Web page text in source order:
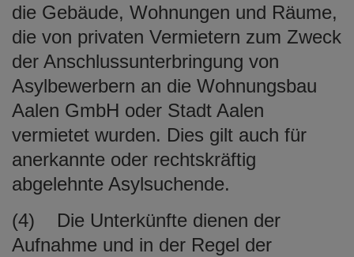
die Gebäude, Wohnungen und Räume,
die von privaten Vermietern zum Zweck
der Anschlussunterbringung von
Asylbewerbern an die Wohnungsbau
Aalen GmbH oder Stadt Aalen
vermietet wurden. Dies gilt auch für
anerkannte oder rechtskräftig
abgelehnte Asylsuchende.
(4) Die Unterkünfte dienen der
Aufnahme und in der Regel der